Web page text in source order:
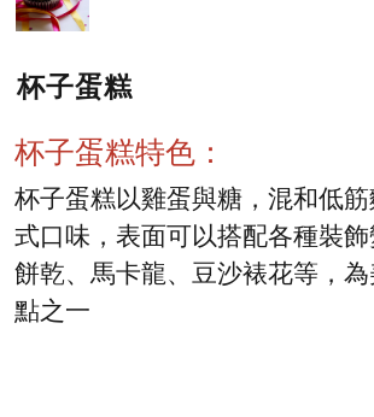
杯子蛋糕
杯子蛋糕特色：
杯子蛋糕以雞蛋與糖，混和低
式口味，表面可以搭配各種裝
餅乾、馬卡龍、豆沙裱花等，
點之一